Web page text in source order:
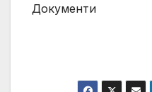
Документи